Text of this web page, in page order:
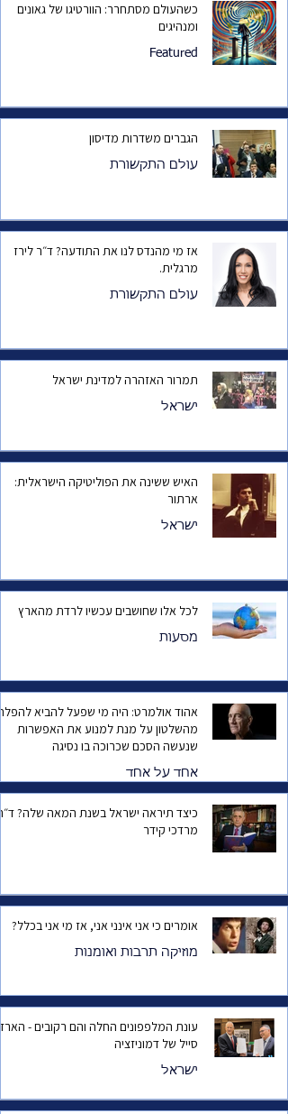
כשהעולם מסתחרר: הוורטיגו של גאונים
ומנהיגים
Featured
הגברים משדרות מדיסון
עולם התקשורת
אז מי מהנדס לנו את התודעה? ד״ר לירז
מרגלית.
עולם התקשורת
תמרור האזהרה למדינת ישראל
ישראל
האיש ששינה את הפוליטיקה הישראלית:
ארתור
ישראל
לכל אלו שחושבים עכשיו לרדת מהארץ
מסעות
אהוד אולמרט: היה מי שפעל להביא
מהשלטון על מנת למנוע את האפשרות
שנעשה הסכם שכרוכה בו נסיגה
אחד על אחד
כיצד תיראה ישראל בשנת המאה
מרדכי קידר
אומרים כי אני אינני אני, אז מי אני בכלל?
מוזיקה תרבות ואומנות
עונת המלפפונים החלה והם רקובים -
סייל של דמוניזציה
ישראל